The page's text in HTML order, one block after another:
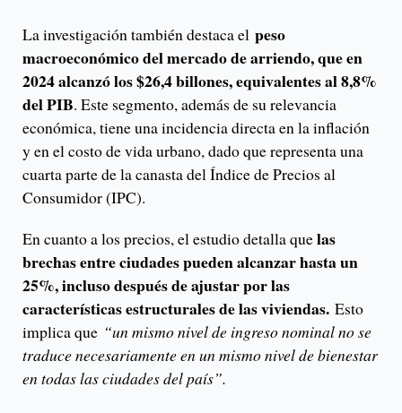
La investigación también destaca el peso
macroeconómico del mercado de arriendo, que en
2024 alcanzó los $26,4 billones, equivalentes al 8,8%
del PIB. Este segmento, además de su relevancia
económica, tiene una incidencia directa en la inflación
y en el costo de vida urbano, dado que representa una
cuarta parte de la canasta del Índice de Precios al
Consumidor (IPC).
En cuanto a los precios, el estudio detalla quelas
brechas entre ciudades pueden alcanzar hasta un
25%, incluso después de ajustar por las
características estructurales de las viviendas. Esto
implica que “un mismo nivel de ingreso nominal no se
traduce necesariamente en un mismo nivel de bienestar
en todas las ciudades del país”.